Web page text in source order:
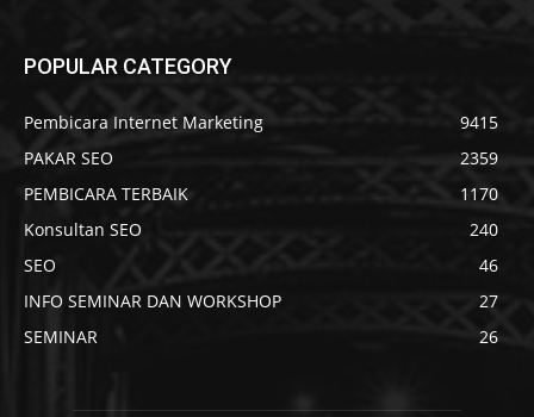
POPULAR CATEGORY
Pembicara Internet Marketing
9415
PAKAR SEO
2359
PEMBICARA TERBAIK
1170
Konsultan SEO
240
SEO
46
INFO SEMINAR DAN WORKSHOP
27
SEMINAR
26